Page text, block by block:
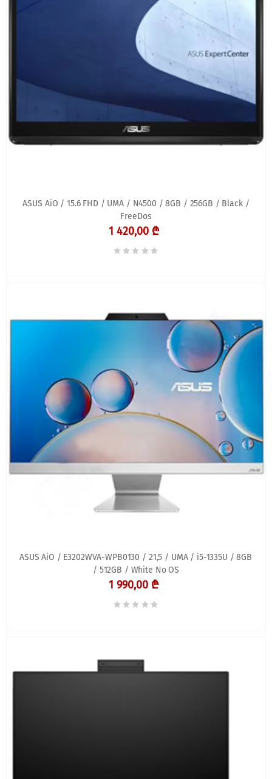
ASUS AiO / 15.6 FHD / UMA / N4500 / 8GB / 256GB / Black /
FreeDos
1 420,00 ₾
ASUS AiO / E3202WVA-WPB0130 / 21,5 / UMA / i5-1335U / 8GB
/ 512GB / White No OS
1 990,00 ₾